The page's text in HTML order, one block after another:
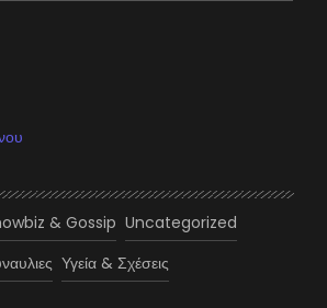
& Gossip Uncategorized
Υγεία & Σχέσεις